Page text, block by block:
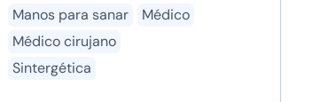
Manos para sanar
Médico
Médico cirujano
Sintergética